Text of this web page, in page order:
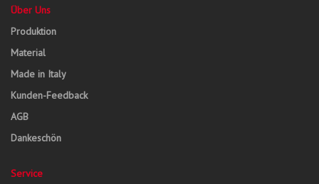
Über Uns
Produktion
Material
Made in Italy
Kunden-Feedback
AGB
Dankeschön
Service